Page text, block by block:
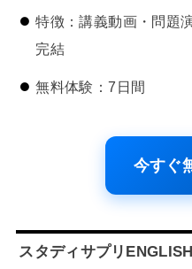
特徴：講義動画・問題
完結
無料体験：7日間
今すぐ
スタディサプリ